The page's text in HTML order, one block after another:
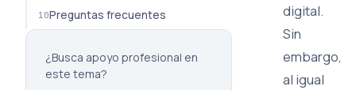
Preguntas frecuentes
¿Busca apoyo profesional en
este tema?
digital.
Sin
embargo,
al igual